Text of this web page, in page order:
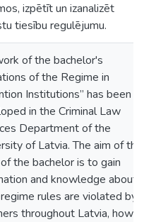
izpētīt un izanalizēt
tiesību regulējumu.
of the bachelor's
of the Regime in
Institutions” has been
in the Criminal Law
Department of the
of Latvia. The aim of the
the bachelor is to gain
and knowledge about
rules are violated by
throughout Latvia, how